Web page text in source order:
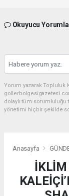
Okuyucu
Yorum yazarak Topluluk
dolaylı tüm sorumluluğu
yönetimi hiçbir şekilde
Anasayfa
İKLİM